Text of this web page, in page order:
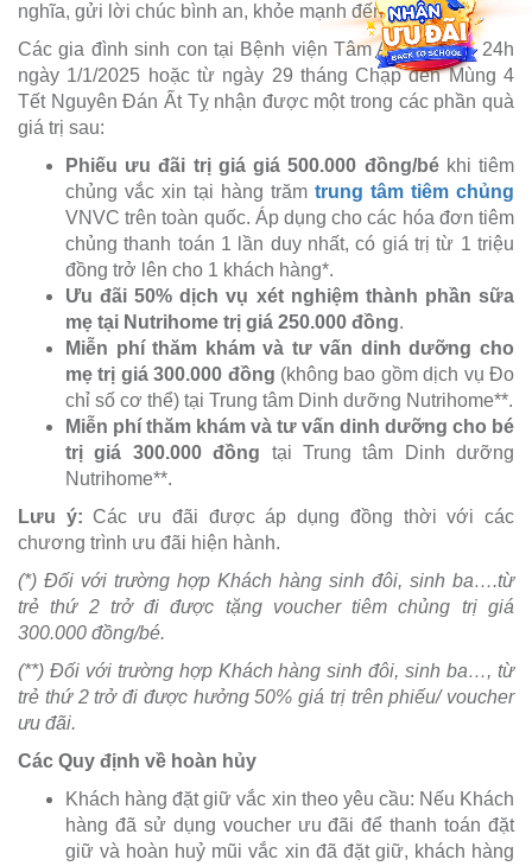
nghĩa, gửi lời chúc bình an, khỏe mạnh đến các bé.
Các gia đình sinh con tại Bệnh viện Tâm Anh từ 0h - 24h
ngày 1/1/2025 hoặc từ ngày 29 tháng Chạp đến Mùng 4
Tết Nguyên Đán Ất Tỵ nhận được một trong các phần quà
giá trị sau:
Phiếu ưu đãi trị giá giá 500.000 đồng/békhi tiêm
chủng vắc xin tại hàng trăm trung tâm tiêm chủng
VNVC trên toàn quốc. Áp dụng cho các hóa đơn tiêm
chủng thanh toán 1 lần duy nhất, có giá trị từ 1 triệu
đồng trở lên cho 1 khách hàng*.
Ưu đãi 50% dịch vụ xét nghiệm thành phần sữa
mẹ tại Nutrihome trị giá 250.000 đồng.
Miễn phí thăm khám và tư vấn dinh dưỡng cho
mẹ trị giá 300.000 đồng (không bao gồm dịch vụ Đo
chỉ số cơ thể) tại Trung tâm Dinh dưỡng Nutrihome**.
Miễn phí thăm khám và tư vấn dinh dưỡng cho bé
trị giá 300.000 đồng tại Trung tâm Dinh dưỡng
Nutrihome**.
Lưu ý: Các ưu đãi được áp dụng đồng thời với các
chương trình ưu đãi hiện hành.
(*) Đối với trường hợp Khách hàng sinh đôi, sinh ba….từ
trẻ thứ 2 trở đi được tặng voucher tiêm chủng trị giá
300.000 đồng/bé.
(**) Đối với trường hợp Khách hàng sinh đôi, sinh ba…, từ
trẻ thứ 2 trở đi được hưởng 50% giá trị trên phiếu/ voucher
ưu đãi.
Các Quy định về hoàn hủy
Khách hàng đặt giữ vắc xin theo yêu cầu: Nếu Khách
hàng đã sử dụng voucher ưu đãi để thanh toán đặt
giữ và hoàn huỷ mũi vắc xin đã đặt giữ, khách hàng